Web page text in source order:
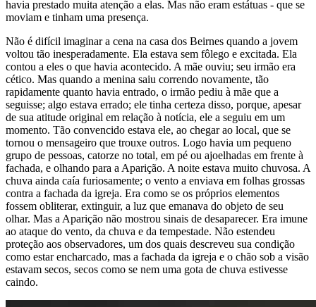
havia prestado muita atenção a elas. Mas não eram estátuas - que se
moviam e tinham uma presença.
Não é difícil imaginar a cena na casa dos Beirnes quando a jovem
voltou tão inesperadamente. Ela estava sem fôlego e excitada. Ela
contou a eles o que havia acontecido. A mãe ouviu; seu irmão era
cético. Mas quando a menina saiu correndo novamente, tão
rapidamente quanto havia entrado, o irmão pediu à mãe que a
seguisse; algo estava errado; ele tinha certeza disso, porque, apesar
de sua atitude original em relação à notícia, ele a seguiu em um
momento. Tão convencido estava ele, ao chegar ao local, que se
tornou o mensageiro que trouxe outros. Logo havia um pequeno
grupo de pessoas, catorze no total, em pé ou ajoelhadas em frente à
fachada, e olhando para a Aparição. A noite estava muito chuvosa. A
chuva ainda caía furiosamente; o vento a enviava em folhas grossas
contra a fachada da igreja. Era como se os próprios elementos
fossem obliterar, extinguir, a luz que emanava do objeto de seu
olhar. Mas a Aparição não mostrou sinais de desaparecer. Era imune
ao ataque do vento, da chuva e da tempestade. Não estendeu
proteção aos observadores, um dos quais descreveu sua condição
como estar encharcado, mas a fachada da igreja e o chão sob a visão
estavam secos, secos como se nem uma gota de chuva estivesse
caindo.